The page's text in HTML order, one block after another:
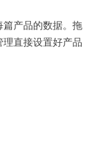
篇产品的数据。拖
直接设置好产品